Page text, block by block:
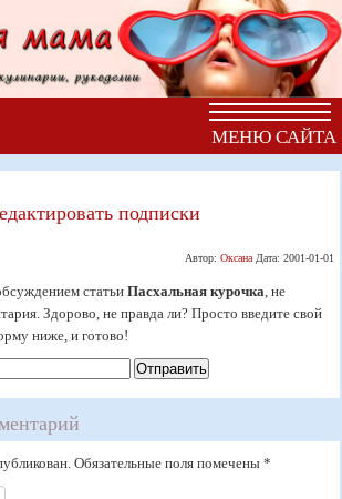
МЕНЮ САЙТА
подписки
Автор: ОксанаДата: 2001-01-01
статьиПасхальная курочка , не
Здорово, не правда ли? Просто введите свой
ниже, и готово!
Обязательные поля помечены *